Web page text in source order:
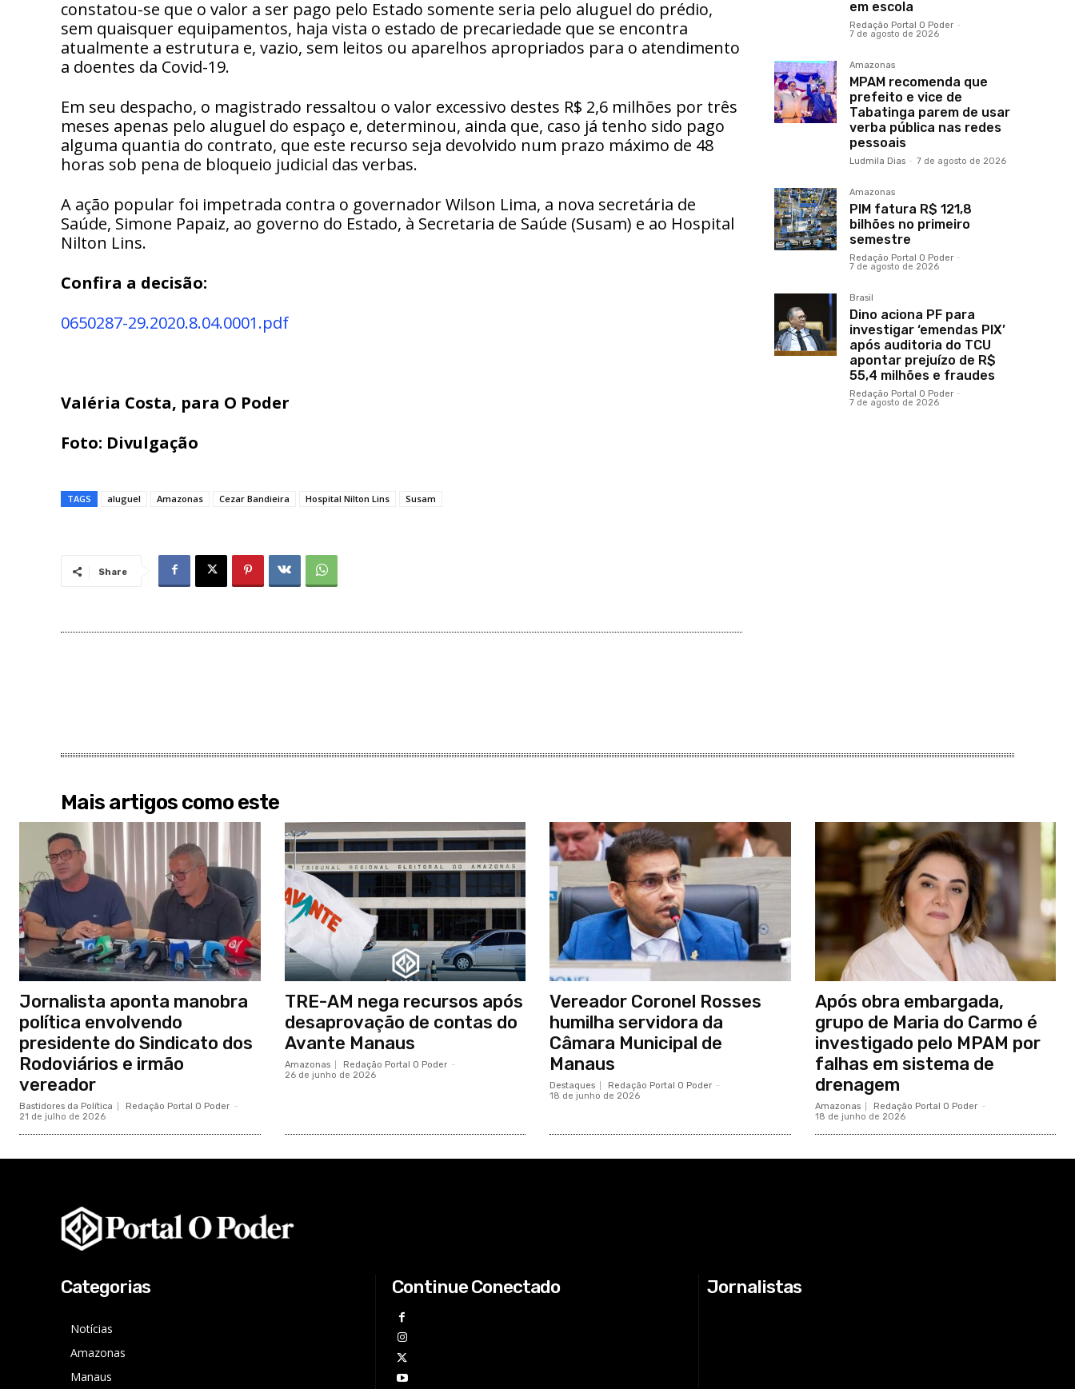
constatou-se que o valor a ser pago pelo Estado somente seria pelo aluguel do prédio,
sem quaisquer equipamentos, haja vista o estado de precariedade que se encontra
atualmente a estrutura e, vazio, sem leitos ou aparelhos apropriados para o atendimento
a doentes da Covid-19.
Em seu despacho, o magistrado ressaltou o valor excessivo destes R$ 2,6 milhões por três
meses apenas pelo aluguel do espaço e, determinou, ainda que, caso já tenho sido pago
alguma quantia do contrato, que este recurso seja devolvido num prazo máximo de 48
horas sob pena de bloqueio judicial das verbas.
A ação popular foi impetrada contra o governador Wilson Lima, a nova secretária de
Saúde, Simone Papaiz, ao governo do Estado, à Secretaria de Saúde (Susam) e ao Hospital
Nilton Lins.
Confira a decisão:
0650287-29.2020.8.04.0001.pdf
Valéria Costa, para O Poder
Foto: Divulgação
TAGS aluguel Amazonas Cezar Bandieira Hospital Nilton Lins Susam
Share
em escola
Redação Portal O Poder -
7 de agosto de 2026
Amazonas
MPAM recomenda que
prefeito e vice de
Tabatinga parem de usar
verba pública nas redes
pessoais
Ludmila Dias - 7 de agosto de 2026
Amazonas
PIM fatura R$ 121,8
bilhões no primeiro
semestre
Redação Portal O Poder -
7 de agosto de 2026
Brasil
Dino aciona PF para
investigar ‘emendas PIX’
após auditoria do TCU
apontar prejuízo de R$
55,4 milhões e fraudes
Redação Portal O Poder -
7 de agosto de 2026
Mais artigos como este
Jornalista aponta manobra
política envolvendo
presidente do Sindicato dos
Rodoviários e irmão
vereador
Bastidores da Política Redação Portal O Poder -
21 de julho de 2026
TRE-AM nega recursos após
desaprovação de contas do
Avante Manaus
Amazonas Redação Portal O Poder -
26 de junho de 2026
Vereador Coronel Rosses
humilha servidora da
Câmara Municipal de
Manaus
Destaques Redação Portal O Poder -
18 de junho de 2026
Após obra embargada,
grupo de Maria do Carmo é
investigado pelo MPAM por
falhas em sistema de
drenagem
Amazonas Redação Portal O Poder -
18 de junho de 2026
Categorias
Notícias
Amazonas
Manaus
Continue Conectado Jornalistas